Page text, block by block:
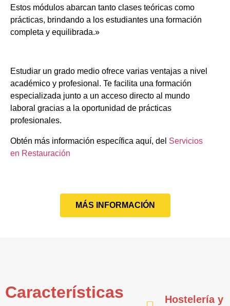
Estos módulos abarcan tanto clases teóricas como
prácticas, brindando a los estudiantes una formación
completa y equilibrada.»
Estudiar un grado medio ofrece varias ventajas a nivel
académico y profesional. Te facilita una formación
especializada junto a un acceso directo al mundo
laboral gracias a la oportunidad de prácticas
profesionales.
Obtén más información específica aquí, del Servicios
en Restauración
MÁS INFORMACIÓN
Características
Hostelería y